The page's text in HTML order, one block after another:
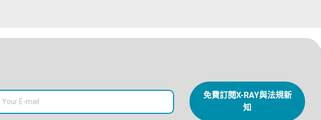
免費訂閱X-RAY與法規新
知